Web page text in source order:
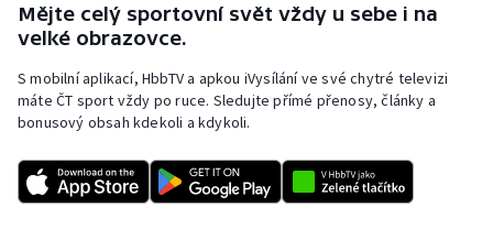
Rychlostní kanoistika
Short track
Mějte celý sportovní svět vždy u sebe i na
velké obrazovce.
S mobilní aplikací, HbbTV a apkou iVysílání ve své chytré televizi
máte ČT sport vždy po ruce. Sledujte přímé přenosy, články a
bonusový obsah kdekoli a kdykoli.